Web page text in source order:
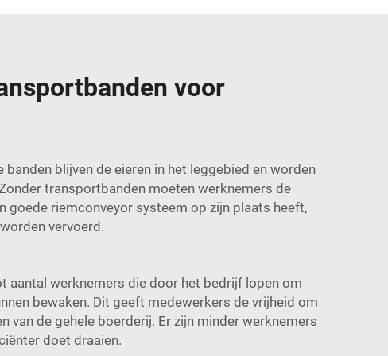
voor
blijven de eieren in het leggebied en worden
transportbanden moeten werknemers de
goede riemconveyor systeem op zijn plaats heeft,
vervoerd.
aantal werknemers die door het bedrijf lopen om
bewaken. Dit geeft medewerkers de vrijheid om
de gehele boerderij. Er zijn minder werknemers
doet draaien.